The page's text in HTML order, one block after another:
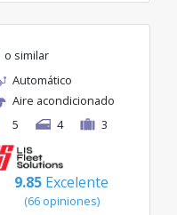
o similar
Automático
Aire acondicionado
5
4 3
9.85 Excelente
(66 opiniones)